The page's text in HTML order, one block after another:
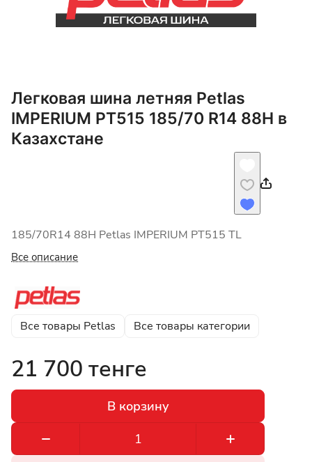
Легковая шина летняя Petlas
IMPERIUM PT515 185/70 R14 88H в
Казахстане
185/70R14 88H Petlas IMPERIUM PT515 TL
Все описание
Все товары Petlas Все товары категории
21 700 тенге
В корзину